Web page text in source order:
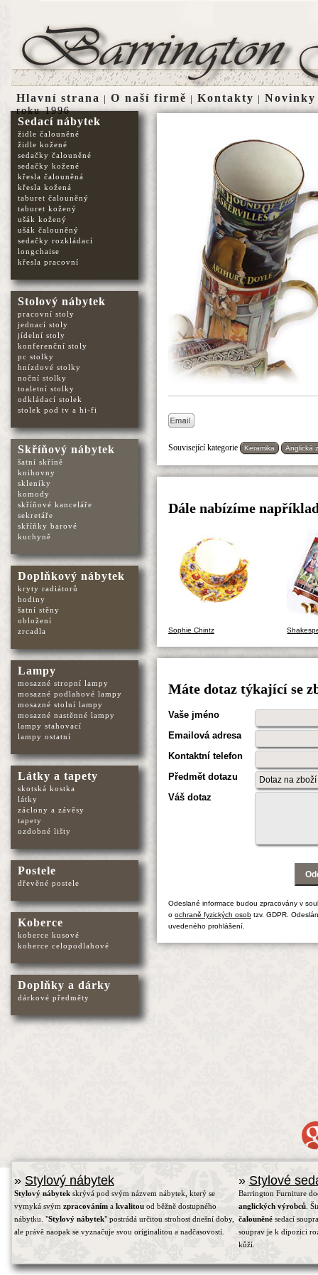
Související kategorie Keramika Anglická
Dále nabízíme
Sophie Chintz
Máte dotaz týkající se
Vaše jméno
Emailová adresa
Kontaktní telefon
Předmět dotazu
Váš dotaz
Odeslané informace budou zpracovány v
o ochraně fyzických osobtzv. GDPR.
uvedeného prohlášení.
Sedací nábytek
židle čalouněné
židle kožené
sedačky čalouněné
sedačky kožené
křesla čalouněná
křesla kožená
taburet čalouněný
taburet kožený
ušák kožený
ušák čalouněný
sedačky rozkládací
longchaise
křesla pracovní
Stolový nábytek
pracovní stoly
jednací stoly
jídelní stoly
konferenční stoly
pc stolky
hnízdové stolky
noční stolky
toaletní stolky
odkládací stolek
stolek pod tv a hi-fi
Skříňový nábytek
šatní skříně
knihovny
skleníky
komody
skříňové kanceláře
sekretáře
skříňky barové
kuchyně
Doplňkový nábytek
kryty radiátorů
hodiny
šatní stěny
obložení
zrcadla
Lampy
mosazné stropní lampy
mosazné podlahové lampy
mosazné stolní lampy
mosazné nastěnné lampy
lampy stahovací
lampy ostatní
Látky a tapety
skotská kostka
látky
záclony a závěsy
tapety
ozdobné lišty
Postele
dřevěné postele
Koberce
koberce kusové
koberce celopodlahové
Doplňky a dárky
dárkové předměty
Hlavní strana | O naší firmě | Kontakty | Novinky
roku 1996
» Stylový nábytek
Stylový nábytek skrývá pod svým názvem nábytek, který se
vymyká svým zpracováním a kvalitou od běžně dostupného
nábytku. "Stylový nábytek" postrádá určitou strohost dnešní doby,
ale právě naopak se vyznačuje svou originalitou a nadčasovostí.
» Stylové
Barrington Furniture
anglických výrobců.
čalouněnésedací
souprav je k dipozici
kůží.